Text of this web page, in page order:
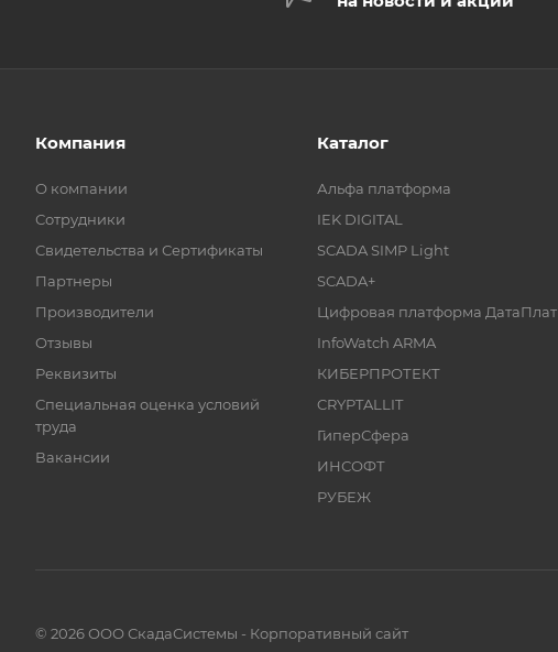
Компания
О компании
Сотрудники
Свидетельства и Сертификаты
Партнеры
Производители
Отзывы
Реквизиты
Специальная оценка условий
труда
Вакансии
Каталог
Альфа платформа
IEK DIGITAL
SCADA SIMP Light
SCADA+
Цифровая платформа ДатаПлат
InfoWatch ARMA
КИБЕРПРОТЕКТ
CRYPTALLIT
ГиперСфера
ИНСОФТ
РУБЕЖ
© 2026 ООО СкадаСистемы - Корпоративный сайт